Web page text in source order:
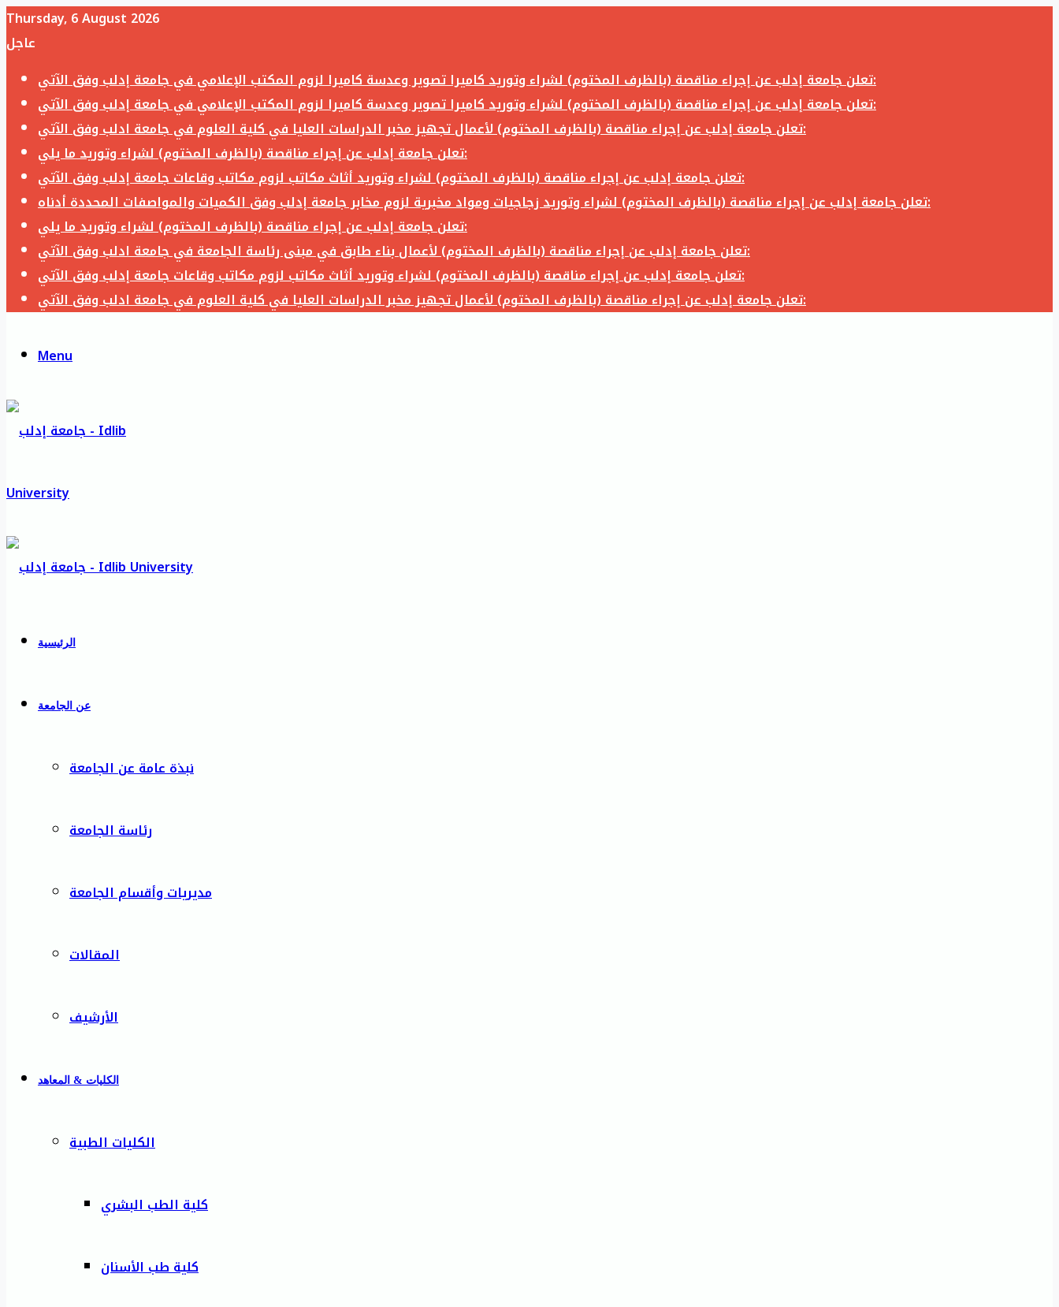
Thursday, 6 August 2026
عاجل
تعلن جامعة إدلب عن إجراء مناقصة (بالظرف المختوم) لشراء وتوريد كاميرا تصوير وعدسة كاميرا لزوم المكتب الإعلامي في جامعة إدلب وفق الآتي:
تعلن جامعة إدلب عن إجراء مناقصة (بالظرف المختوم) لشراء وتوريد كاميرا تصوير وعدسة كاميرا لزوم المكتب الإعلامي في جامعة إدلب وفق الآتي:
تعلن جامعة إدلب عن إجراء مناقصة (بالظرف المختوم) لأعمال تجهيز مخبر الدراسات العليا في كلية العلوم في جامعة ادلب وفق الآتي:
تعلن جامعة إدلب عن إجراء مناقصة (بالظرف المختوم) لشراء وتوريد ما يلي:
تعلن جامعة إدلب عن إجراء مناقصة (بالظرف المختوم) لشراء وتوريد أثاث مكاتب لزوم مكاتب وقاعات جامعة إدلب وفق الآتي:
تعلن جامعة إدلب عن إجراء مناقصة (بالظرف المختوم) لشراء وتوريد زجاجيات ومواد مخبرية لزوم مخابر جامعة إدلب وفق الكميات والمواصفات المحددة أدناه:
تعلن جامعة إدلب عن إجراء مناقصة (بالظرف المختوم) لشراء وتوريد ما يلي:
تعلن جامعة إدلب عن إجراء مناقصة (بالظرف المختوم) لأعمال بناء طابق في مبنى رئاسة الجامعة في جامعة ادلب وفق الآتي:
تعلن جامعة إدلب عن إجراء مناقصة (بالظرف المختوم) لشراء وتوريد أثاث مكاتب لزوم مكاتب وقاعات جامعة إدلب وفق الآتي:
تعلن جامعة إدلب عن إجراء مناقصة (بالظرف المختوم) لأعمال تجهيز مخبر الدراسات العليا في كلية العلوم في جامعة ادلب وفق الآتي:
Menu
الرئيسية
عن الجامعة
نبذة عامة عن الجامعة
رئاسة الجامعة
مديريات وأقسام الجامعة
المقالات
الأرشيف
الكليات & المعاهد
الكليات الطبية
كلية الطب البشري
كلية طب الأسنان